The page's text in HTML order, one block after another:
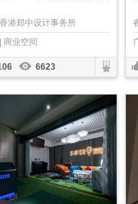
港郑中设计事务所
商业空间
6623